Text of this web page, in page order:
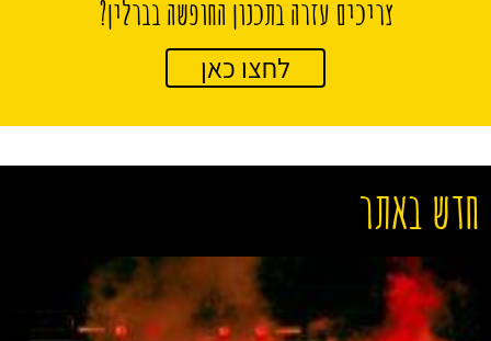
צריכים עזרה בתכנון החופשה בברלין?
לחצו כאן
חדש באתר